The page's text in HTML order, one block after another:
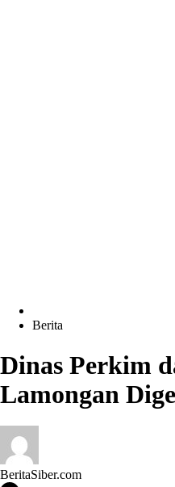
Berita
Dinas Perkim
Lamongan
BeritaSiber.com